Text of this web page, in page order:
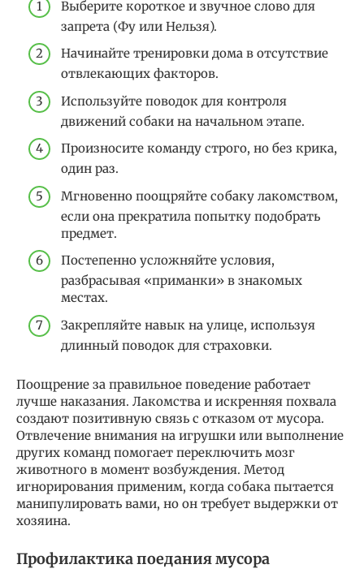
Выберите короткое и звучное слово для
запрета (Фу или Нельзя).
Начинайте тренировки дома в отсутствие
отвлекающих факторов.
Используйте поводок для контроля
движений собаки на начальном этапе.
Произносите команду строго, но без крика,
один раз.
Мгновенно поощряйте собаку лакомством,
если она прекратила попытку подобрать
предмет.
Постепенно усложняйте условия,
разбрасывая «приманки» в знакомых
местах.
Закрепляйте навык на улице, используя
длинный поводок для страховки.
Поощрение за правильное поведение работает
лучше наказания. Лакомства и искренняя похвала
создают позитивную связь с отказом от мусора.
Отвлечение внимания на игрушки или выполнение
других команд помогает переключить мозг
животного в момент возбуждения. Метод
игнорирования применим, когда собака пытается
манипулировать вами, но он требует выдержки от
хозяина.
Профилактика поедания мусора